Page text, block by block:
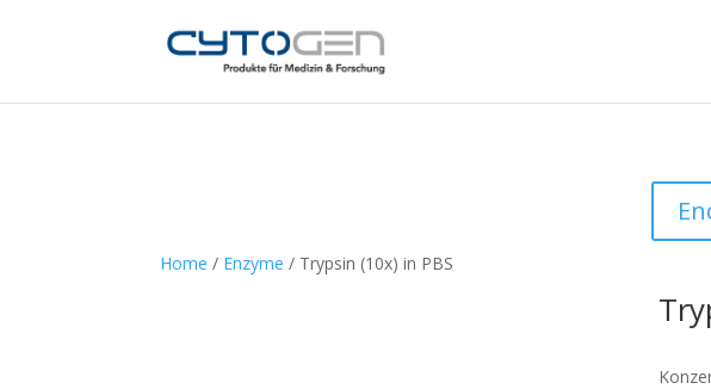
Home / Enzyme / Trypsin (10x) in PBS